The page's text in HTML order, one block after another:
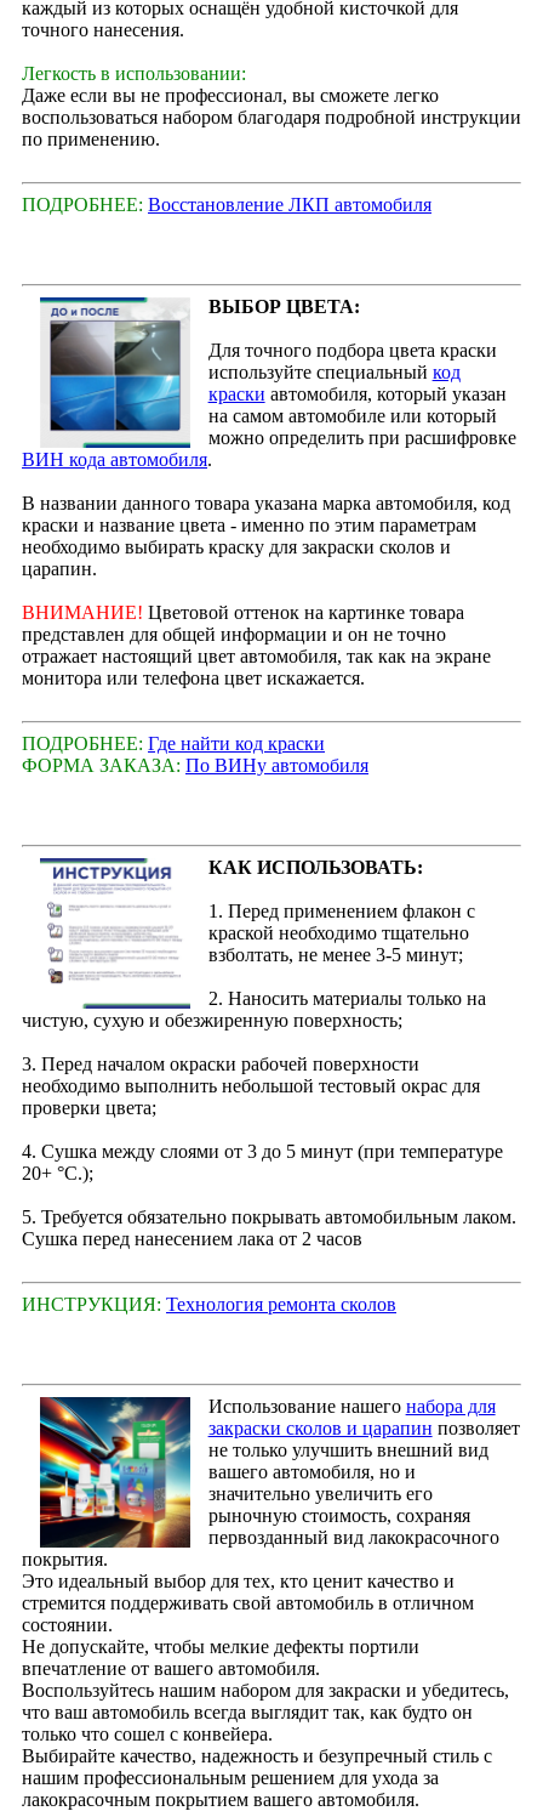
каждый из которых оснащён удобной кисточкой для
точного нанесения.
Легкость в использовании:
Даже если вы не профессионал, вы сможете легко
воспользоваться набором благодаря подробной инструкции
по применению.
ПОДРОБНЕЕ: Восстановление ЛКП автомобиля
ВЫБОР ЦВЕТА:
Для точного подбора цвета краски
используйте специальный код
краски автомобиля, который указан
на самом автомобиле или который
можно определить при расшифровке
ВИН кода автомобиля.
В названии данного товара указана марка автомобиля, код
краски и название цвета - именно по этим параметрам
необходимо выбирать краску для закраски сколов и
царапин.
ВНИМАНИЕ! Цветовой оттенок на картинке товара
представлен для общей информации и он не точно
отражает настоящий цвет автомобиля, так как на экране
монитора или телефона цвет искажается.
ПОДРОБНЕЕ: Где найти код краски
ФОРМА ЗАКАЗА: По ВИНу автомобиля
КАК ИСПОЛЬЗОВАТЬ:
1. Перед применением флакон с
краской необходимо тщательно
взболтать, не менее 3-5 минут;
2. Наносить материалы только на
чистую, сухую и обезжиренную поверхность;
3. Перед началом окраски рабочей поверхности
необходимо выполнить небольшой тестовый окрас для
проверки цвета;
4. Сушка между слоями от 3 до 5 минут (при температуре
20+ °С.);
5. Требуется обязательно покрывать автомобильным лаком.
Сушка перед нанесением лака от 2 часов
ИНСТРУКЦИЯ: Технология ремонта сколов
Использование нашего набора для
закраски сколов и царапин позволяет
не только улучшить внешний вид
вашего автомобиля, но и
значительно увеличить его
рыночную стоимость, сохраняя
первозданный вид лакокрасочного
покрытия.
Это идеальный выбор для тех, кто ценит качество и
стремится поддерживать свой автомобиль в отличном
состоянии.
Не допускайте, чтобы мелкие дефекты портили
впечатление от вашего автомобиля.
Воспользуйтесь нашим набором для закраски и убедитесь,
что ваш автомобиль всегда выглядит так, как будто он
только что сошел с конвейера.
Выбирайте качество, надежность и безупречный стиль с
нашим профессиональным решением для ухода за
лакокрасочным покрытием вашего автомобиля.